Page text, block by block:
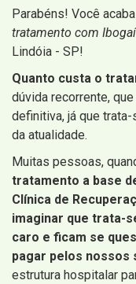
Parabéns! Você
tratamento com
Lindóia - SP!
Quanto custa o
dúvida recorrente,
definitiva, já que
da atualidade.
Muitas pessoas,
tratamento a base
Clínica de
imaginar que trata-
caro e ficam se
pagar pelos nossos
estrutura hospitalar